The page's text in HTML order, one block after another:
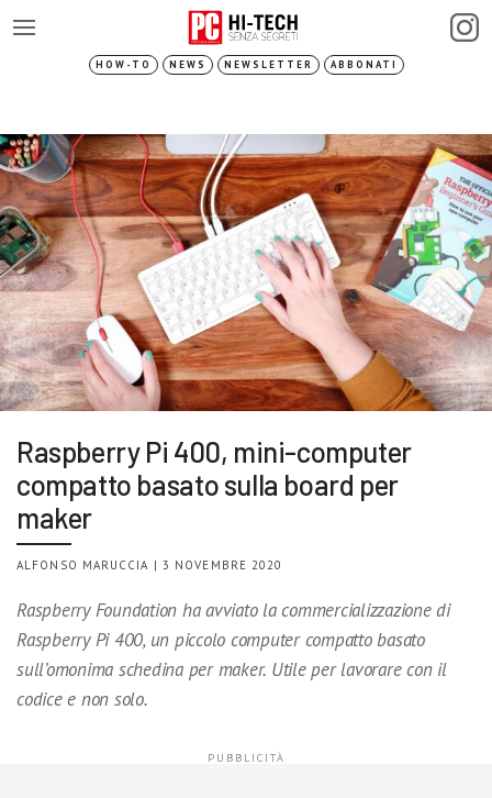
HOW-TO NEWS NEWSLETTER ABBONATI
Raspberry Pi 400, mini-computer
compatto basato sulla board per
maker
ALFONSO MARUCCIA | 3 NOVEMBRE 2020
Raspberry Foundation ha avviato la commercializzazione di
Raspberry Pi 400, un piccolo computer compatto basato
sull’omonima schedina per maker. Utile per lavorare con il
codice e non solo.